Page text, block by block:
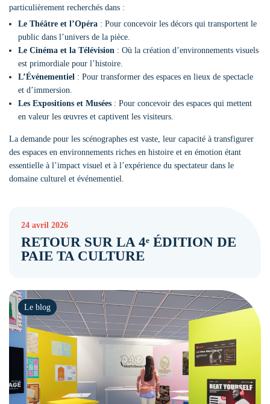
particulièrement recherchés dans :
Le Théâtre et l’Opéra : Pour concevoir les décors qui transportent le
public dans l’univers de la pièce.
Le Cinéma et la Télévision : Où la création d’environnements visuels
est primordiale pour l’histoire.
L’Événementiel : Pour transformer des espaces en lieux de spectacle
et d’immersion.
Les Expositions et Musées : Pour concevoir des espaces qui mettent
en valeur les œuvres et captivent les visiteurs.
La demande pour les scénographes est vaste, leur capacité à transfigurer
des espaces en environnements riches en histoire et en émotion étant
essentielle à l’impact visuel et à l’expérience du spectateur dans le
domaine culturel et événementiel.
24 avril 2026
RETOUR SUR LA 4ᵉ ÉDITION DE
PAIE TA CULTURE
Le blog